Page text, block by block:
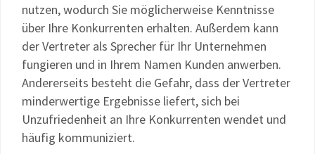
nutzen, wodurch Sie möglicherweise Kenntnisse
über Ihre Konkurrenten erhalten. Außerdem kann
der Vertreter als Sprecher für Ihr Unternehmen
fungieren und in Ihrem Namen Kunden anwerben.
Andererseits besteht die Gefahr, dass der Vertreter
minderwertige Ergebnisse liefert, sich bei
Unzufriedenheit an Ihre Konkurrenten wendet und
häufig kommuniziert.